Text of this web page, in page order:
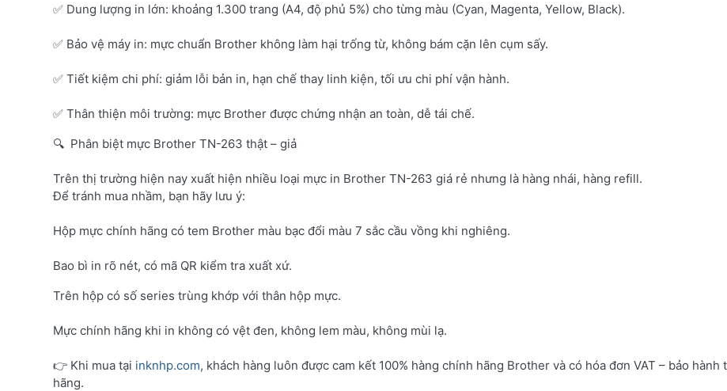
✅ Dung lượng in lớn: khoảng 1.300 trang (A4, độ phủ 5%) cho từng màu (Cyan, Magenta, Yellow, Black).
✅ Bảo vệ máy in: mực chuẩn Brother không làm hại trống từ, không bám cặn lên cụm sấy.
✅ Tiết kiệm chi phí: giảm lỗi bản in, hạn chế thay linh kiện, tối ưu chi phí vận hành.
✅ Thân thiện môi trường: mực Brother được chứng nhận an toàn, dễ tái chế.
🔍 Phân biệt mực Brother TN-263 thật – giả
Trên thị trường hiện nay xuất hiện nhiều loại mực in Brother TN-263 giá rẻ nhưng là hàng nhái, hàng refill.
Để tránh mua nhầm, bạn hãy lưu ý:
Hộp mực chính hãng có tem Brother màu bạc đổi màu 7 sắc cầu vồng khi nghiêng.
Bao bì in rõ nét, có mã QR kiểm tra xuất xứ.
Trên hộp có số series trùng khớp với thân hộp mực.
Mực chính hãng khi in không có vệt đen, không lem màu, không mùi lạ.
👉 Khi mua tại inknhp.com, khách hàng luôn được cam kết 100% hàng chính hãng Brother và có hóa đơn VAT – bảo hành
hãng.